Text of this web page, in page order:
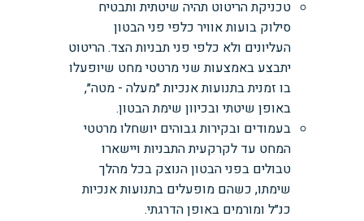
טכניקת הריטוט תהיה שיטתית ותבטיח
סילוק בועות אוויר כלפי פני הבטון
העליונים ולא כלפי פני תבניות הצד. הריטוט
יתבצע באמצעות שני מרטטי מחט שיופעלו
בו זמנית בתנועות אנכיות ״מעלה - מטה״,
באופן שיטתי ובכיוון שימת הבטון.
בעמודים ובקירות גבוהים יושחלו מרטטי
המחט עד לקרקעית התבניות ויישארו
טבולים בפני הבטון הנוצק בכל מהלך
שימתו, כשהם מופעלים בתנועות אנכיות
כנ״ל ומורמים באופן הדרגתי.